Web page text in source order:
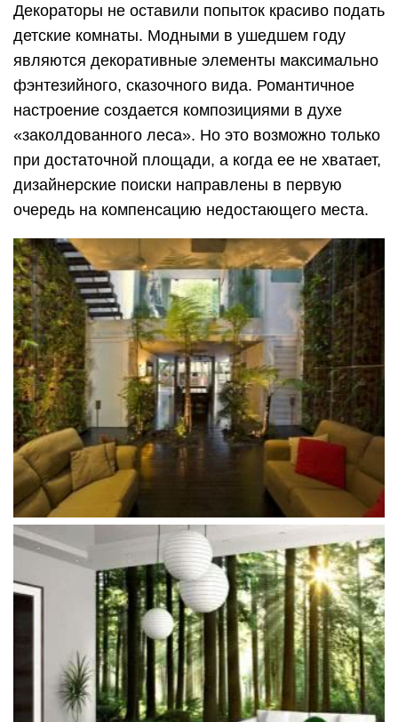
Декораторы не оставили попыток красиво подать
детские комнаты. Модными в ушедшем году
являются декоративные элементы максимально
фэнтезийного, сказочного вида. Романтичное
настроение создается композициями в духе
«заколдованного леса». Но это возможно только
при достаточной площади, а когда ее не хватает,
дизайнерские поиски направлены в первую
очередь на компенсацию недостающего места.